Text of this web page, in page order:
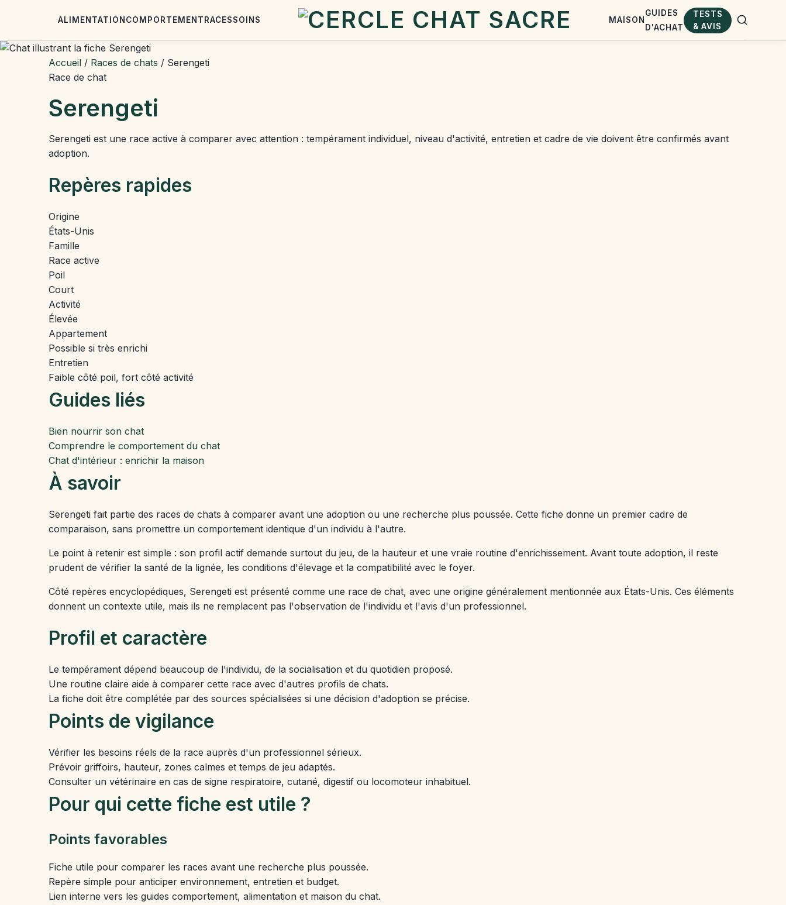
ALIMENTATION COMPORTEMENT RACESSOINS MAISON
GUIDES
D'ACHAT
TESTS
& AVIS
Accueil / Races de chats / Serengeti
Race de chat
Serengeti
Serengeti est une race active à comparer avec attention : tempérament individuel, niveau d'activité, entretien et cadre de vie doivent être confirmés avant
adoption.
Repères rapides
Origine
États-Unis
Famille
Race active
Poil
Court
Activité
Élevée
Appartement
Possible si très enrichi
Entretien
Faible côté poil, fort côté activité
Guides liés
Bien nourrir son chat
Comprendre le comportement du chat
Chat d'intérieur : enrichir la maison
À savoir
Serengeti fait partie des races de chats à comparer avant une adoption ou une recherche plus poussée. Cette fiche donne un premier cadre de
comparaison, sans promettre un comportement identique d'un individu à l'autre.
Le point à retenir est simple : son profil actif demande surtout du jeu, de la hauteur et une vraie routine d'enrichissement. Avant toute adoption, il reste
prudent de vérifier la santé de la lignée, les conditions d'élevage et la compatibilité avec le foyer.
Côté repères encyclopédiques, Serengeti est présenté comme une race de chat, avec une origine généralement mentionnée aux États-Unis. Ces éléments
donnent un contexte utile, mais ils ne remplacent pas l'observation de l'individu et l'avis d'un professionnel.
Profil et caractère
Le tempérament dépend beaucoup de l'individu, de la socialisation et du quotidien proposé.
Une routine claire aide à comparer cette race avec d'autres profils de chats.
La fiche doit être complétée par des sources spécialisées si une décision d'adoption se précise.
Points de vigilance
Vérifier les besoins réels de la race auprès d'un professionnel sérieux.
Prévoir griffoirs, hauteur, zones calmes et temps de jeu adaptés.
Consulter un vétérinaire en cas de signe respiratoire, cutané, digestif ou locomoteur inhabituel.
Pour qui cette fiche est utile ?
Points favorables
Fiche utile pour comparer les races avant une recherche plus poussée.
Repère simple pour anticiper environnement, entretien et budget.
Lien interne vers les guides comportement, alimentation et maison du chat.